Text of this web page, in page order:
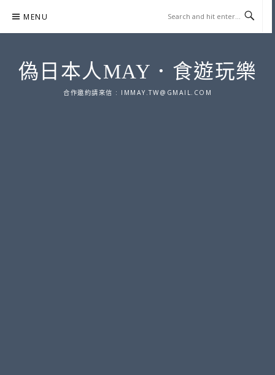
content
MENU
偽日本人MAY．食遊玩樂
合作邀約請來信 : IMMAY.TW@GMAIL.COM